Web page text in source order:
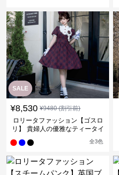
SALE
¥8,530 ¥9480(割引前)
ロリータファッション【ゴスロ
リ】 貴婦人の優雅なティータイ
全3色